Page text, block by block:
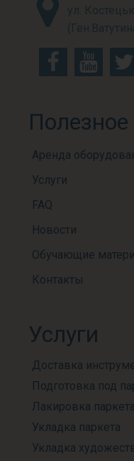
ул.
Полезное
Аренда
Услуги
FAQ
Новости
Обучающие
Контакты
Услуги
Доставка
Подготовка под
Лакировка паркета
Укладка паркета
Укладка